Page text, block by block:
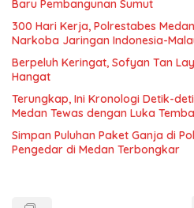
Baru Pembangunan Sumut
300 Hari Kerja, Polrestabes
Narkoba Jaringan Indonesia-
Berpeluh Keringat, Sofyan Tan
Hangat
Terungkap, Ini Kronologi Detik-
Medan Tewas dengan Luka
Simpan Puluhan Paket Ganja di
Pengedar di Medan Terbongkar